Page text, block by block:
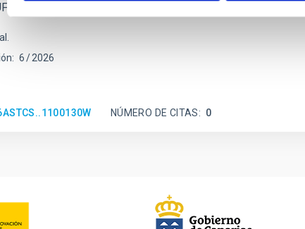
on planetary atmospheres remain largely
6 2026
NÚMERO DE CITAS 0